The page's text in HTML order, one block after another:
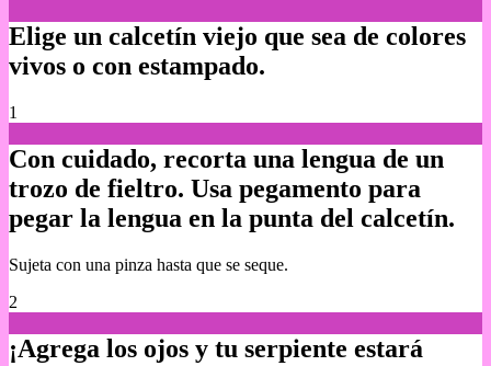
Elige un calcetín viejo que sea de colores
vivos o con estampado.
1
Con cuidado, recorta una lengua de un
trozo de fieltro. Usa pegamento para
pegar la lengua en la punta del calcetín.
Sujeta con una pinza hasta que se seque.
2
¡Agrega los ojos y tu serpiente estará